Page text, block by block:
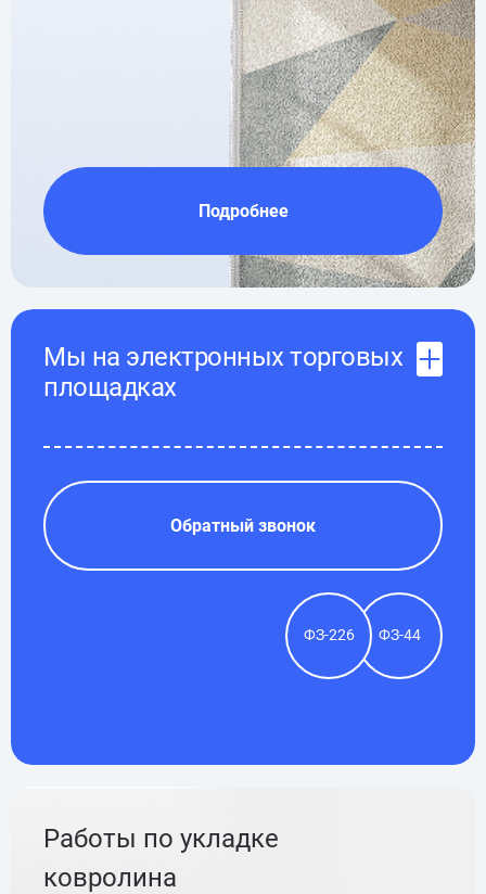
Подробнее
Мы на электронных торговых
площадках
Обратный звонок
ФЗ-226 ФЗ-44
Работы по укладке
ковролина